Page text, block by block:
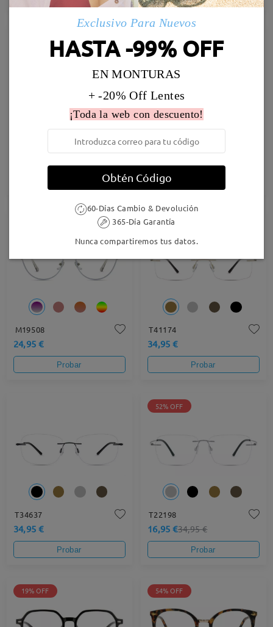
Judy116
M19508
24,95 €
Probar
T41174
34,95 €
Probar
T34637
34,95 €
Probar
52% OFF
T22198
16,95 €34,95 €
Probar
19% OFF 54% OFF
Exclusivo Para Nuevos
HASTA -99% OFF
EN MONTURAS
+ -20% Off Lentes
¡Toda la web con descuento!
Obtén Código
60-Días Cambio & Devolución
365-Día Garantía
Nunca compartiremos tus datos.